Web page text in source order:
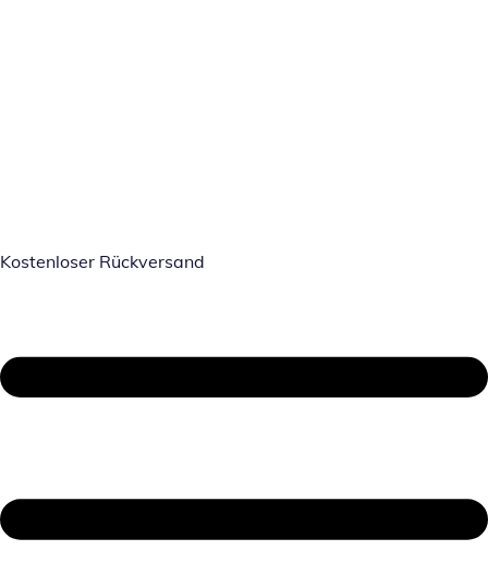
Kostenloser Rückversand